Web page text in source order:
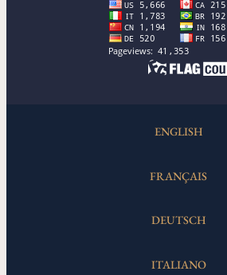
ENGLISH
FRANÇAIS
DEUTSCH
ITALIANO